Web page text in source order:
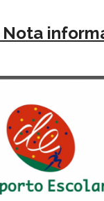
Nota